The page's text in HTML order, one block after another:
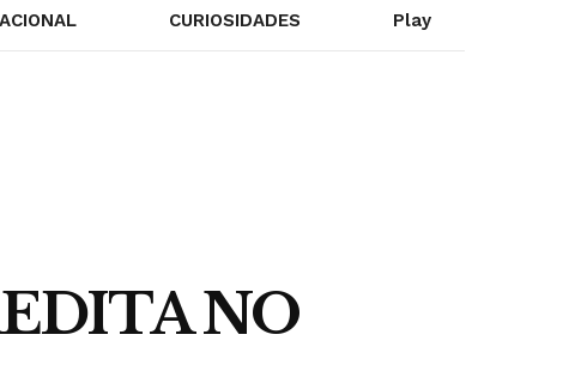
CURIOSIDADES Play
NO